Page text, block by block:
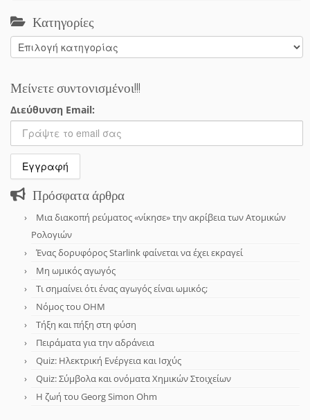
Κατηγορίες
Κατηγορίες
Μείνετε συντονισμένοι!!!
Διεύθυνση Email:
Πρόσφατα άρθρα
Μια διακοπή ρεύματος «νίκησε» την ακρίβεια των Ατομικών
Ρολογιών
Ένας δορυφόρος Starlink φαίνεται να έχει εκραγεί
Μη ωμικός αγωγός
Τι σημαίνει ότι ένας αγωγός είναι ωμικός;
Νόμος του OHM
Τήξη και πήξη στη φύση
Πειράματα για την αδράνεια
Quiz: Ηλεκτρική Ενέργεια και Ισχύς
Quiz: Σύμβολα και ονόματα Χημικών Στοιχείων
Η ζωή του Georg Simon Ohm